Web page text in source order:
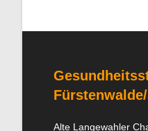
Alte Langewahler